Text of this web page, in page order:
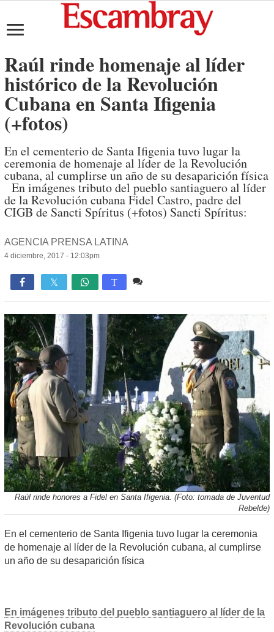
Raúl rinde homenaje al líder
histórico de la Revolución
Cubana en Santa Ifigenia
(+fotos)
En el cementerio de Santa Ifigenia tuvo lugar la
ceremonia de homenaje al líder de la Revolución
cubana, al cumplirse un año de su desaparición física
En imágenes tributo del pueblo santiaguero al líder
de la Revolución cubana Fidel Castro, padre del
CIGB de Sancti Spíritus (+fotos) Sancti Spíritus:
AGENCIA PRENSA LATINA
4 diciembre, 2017 - 12:03pm
 T
Raúl rinde honores a Fidel en Santa Ifigenia. (Foto: tomada de Juventud
Rebelde)
En el cementerio de Santa Ifigenia tuvo lugar la ceremonia
de homenaje al líder de la Revolución cubana, al cumplirse
un año de su desaparición física
En imágenes tributo del pueblo santiaguero al líder de la
Revolución cubana